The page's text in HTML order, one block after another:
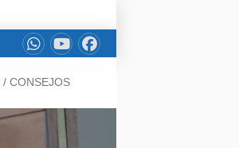
/ CONSEJOS